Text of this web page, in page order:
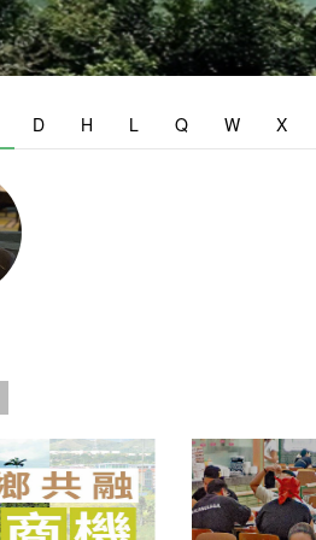
D H L Q W X